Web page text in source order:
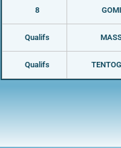
8
Qualifs
Qualifs